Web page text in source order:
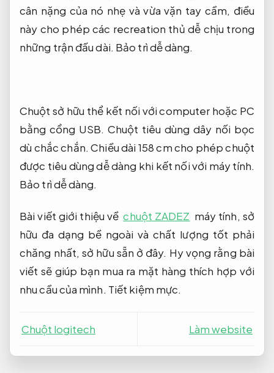
cân nặng của nó nhẹ và vừa vặn tay cầm, điều
này cho phép các recreation thủ dễ chịu trong
những trận đấu dài. Bảo trì dễ dàng.
Chuột sở hữu thể kết nối với computer hoặc PC
bằng cổng USB. Chuột tiêu dùng dây nối bọc
dù chắc chắn. Chiều dài 158 cm cho phép chuột
được tiêu dùng dễ dàng khi kết nối với máy tính.
Bảo trì dễ dàng.
Bài viết giới thiệu về chuột ZADEZ máy tính, sở
hữu đa dạng bề ngoài và chất lượng tốt phải
chăng nhất, sở hữu sẵn ở đây. Hy vọng rằng bài
viết sẽ giúp bạn mua ra mặt hàng thích hợp với
nhu cầu của mình. Tiết kiệm mực.
Chuột logitech Làm website